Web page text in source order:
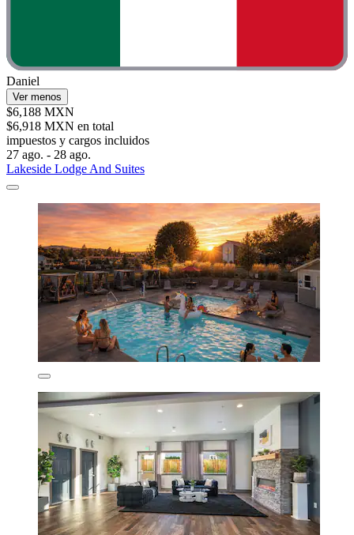
Daniel
Ver menos
$6,188 MXN
$6,918 MXN en total
impuestos y cargos incluidos
27 ago. - 28 ago.
Lakeside Lodge And Suites